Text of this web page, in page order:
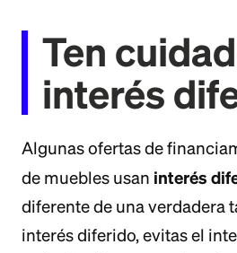
Ten
interés
Algunas ofertas de
de muebles usan interés
diferente de una verdadera
interés diferido, evitas el